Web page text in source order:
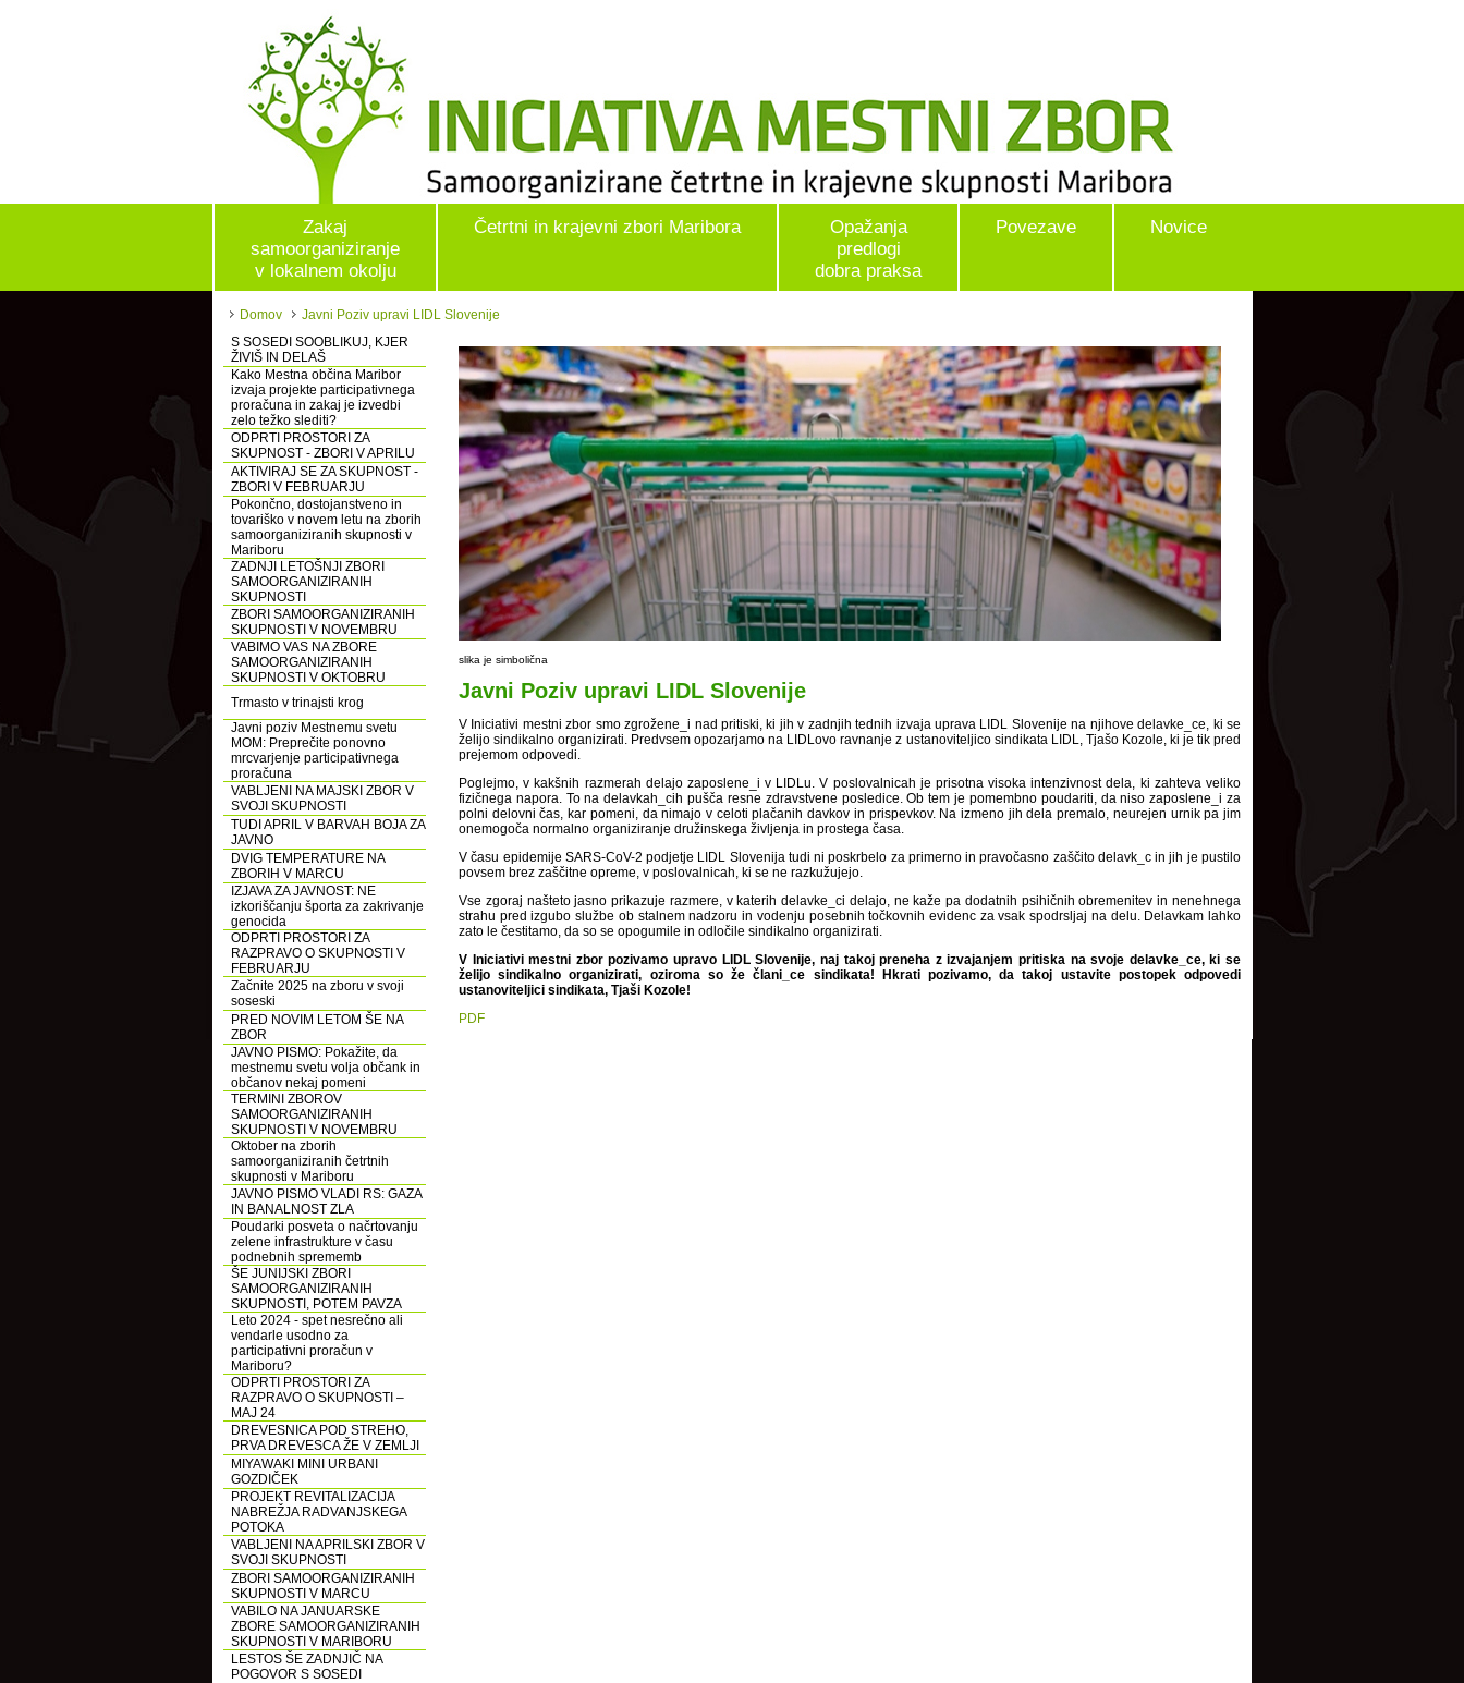
Zakaj
samoorganiziranje
v lokalnem okolju
Četrtni in krajevni zbori Maribora
Opažanja
predlogi
dobra praksa
Povezave Novice
Domov
Javni Poziv upravi LIDL Slovenije
S SOSEDI SOOBLIKUJ, KJER
ŽIVIŠ IN DELAŠ
Kako Mestna občina Maribor
izvaja projekte participativnega
proračuna in zakaj je izvedbi
zelo težko slediti?
ODPRTI PROSTORI ZA
SKUPNOST - ZBORI V APRILU
AKTIVIRAJ SE ZA SKUPNOST -
ZBORI V FEBRUARJU
Pokončno, dostojanstveno in
tovariško v novem letu na zborih
samoorganiziranih skupnosti v
Mariboru
ZADNJI LETOŠNJI ZBORI
SAMOORGANIZIRANIH
SKUPNOSTI
ZBORI SAMOORGANIZIRANIH
SKUPNOSTI V NOVEMBRU
VABIMO VAS NA ZBORE
SAMOORGANIZIRANIH
SKUPNOSTI V OKTOBRU
Trmasto v trinajsti krog
Javni poziv Mestnemu svetu
MOM: Preprečite ponovno
mrcvarjenje participativnega
proračuna
VABLJENI NA MAJSKI ZBOR V
SVOJI SKUPNOSTI
TUDI APRIL V BARVAH BOJA ZA
JAVNO
DVIG TEMPERATURE NA
ZBORIH V MARCU
IZJAVA ZA JAVNOST: NE
izkoriščanju športa za zakrivanje
genocida
ODPRTI PROSTORI ZA
RAZPRAVO O SKUPNOSTI V
FEBRUARJU
Začnite 2025 na zboru v svoji
soseski
PRED NOVIM LETOM ŠE NA
ZBOR
JAVNO PISMO: Pokažite, da
mestnemu svetu volja občank in
občanov nekaj pomeni
TERMINI ZBOROV
SAMOORGANIZIRANIH
SKUPNOSTI V NOVEMBRU
Oktober na zborih
samoorganiziranih četrtnih
skupnosti v Mariboru
JAVNO PISMO VLADI RS: GAZA
IN BANALNOST ZLA
Poudarki posveta o načrtovanju
zelene infrastrukture v času
podnebnih sprememb
ŠE JUNIJSKI ZBORI
SAMOORGANIZIRANIH
SKUPNOSTI, POTEM PAVZA
Leto 2024 - spet nesrečno ali
vendarle usodno za
participativni proračun v
Mariboru?
ODPRTI PROSTORI ZA
RAZPRAVO O SKUPNOSTI –
MAJ 24
DREVESNICA POD STREHO,
PRVA DREVESCA ŽE V ZEMLJI
MIYAWAKI MINI URBANI
GOZDIČEK
PROJEKT REVITALIZACIJA
NABREŽJA RADVANJSKEGA
POTOKA
VABLJENI NA APRILSKI ZBOR V
SVOJI SKUPNOSTI
ZBORI SAMOORGANIZIRANIH
SKUPNOSTI V MARCU
VABILO NA JANUARSKE
ZBORE SAMOORGANIZIRANIH
SKUPNOSTI V MARIBORU
LESTOS ŠE ZADNJIČ NA
POGOVOR S SOSEDI
slika je simbolična
Javni Poziv upravi LIDL Slovenije
V Iniciativi mestni zbor smo zgrožene_i nad pritiski, ki jih v zadnjih tednih izvaja uprava LIDL Slovenije na njihove delavke_ce, ki se
želijo sindikalno organizirati. Predvsem opozarjamo na LIDLovo ravnanje z ustanoviteljico sindikata LIDL, Tjašo Kozole, ki je tik pred
prejemom odpovedi.
Poglejmo, v kakšnih razmerah delajo zaposlene_i v LIDLu. V poslovalnicah je prisotna visoka intenzivnost dela, ki zahteva veliko
fizičnega napora. To na delavkah_cih pušča resne zdravstvene posledice. Ob tem je pomembno poudariti, da niso zaposlene_i za
polni delovni čas, kar pomeni, da nimajo v celoti plačanih davkov in prispevkov. Na izmeno jih dela premalo, neurejen urnik pa jim
onemogoča normalno organiziranje družinskega življenja in prostega časa.
V času epidemije SARS-CoV-2 podjetje LIDL Slovenija tudi ni poskrbelo za primerno in pravočasno zaščito delavk_c in jih je pustilo
povsem brez zaščitne opreme, v poslovalnicah, ki se ne razkužujejo.
Vse zgoraj našteto jasno prikazuje razmere, v katerih delavke_ci delajo, ne kaže pa dodatnih psihičnih obremenitev in nenehnega
strahu pred izgubo službe ob stalnem nadzoru in vodenju posebnih točkovnih evidenc za vsak spodrsljaj na delu. Delavkam lahko
zato le čestitamo, da so se opogumile in odločile sindikalno organizirati.
V Iniciativi mestni zbor pozivamo upravo LIDL Slovenije, naj takoj preneha z izvajanjem pritiska na svoje delavke_ce, ki se
želijo sindikalno organizirati, oziroma so že člani_ce sindikata! Hkrati pozivamo, da takoj ustavite postopek odpovedi
ustanoviteljici sindikata, Tjaši Kozole!
PDF